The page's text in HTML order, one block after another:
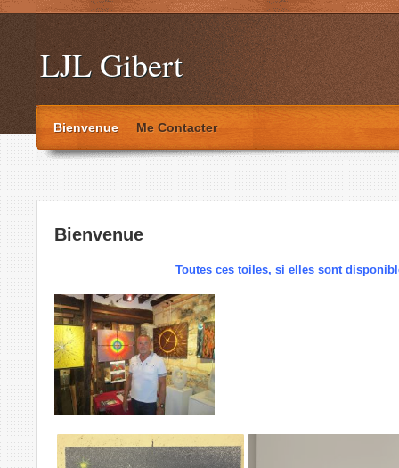
LJL Gibert
Bienvenue Me Contacter
Bienvenue
Toutes ces toiles, si elles sont